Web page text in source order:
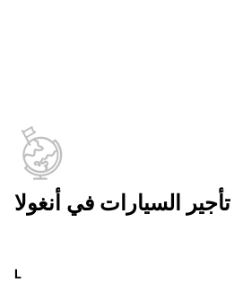
تأجير السيارات في أنغولا
L